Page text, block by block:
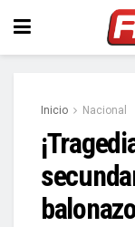
Inicio Nacional